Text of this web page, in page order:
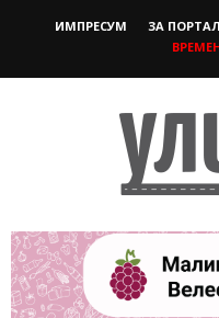
ИМПРЕСУМ ЗА